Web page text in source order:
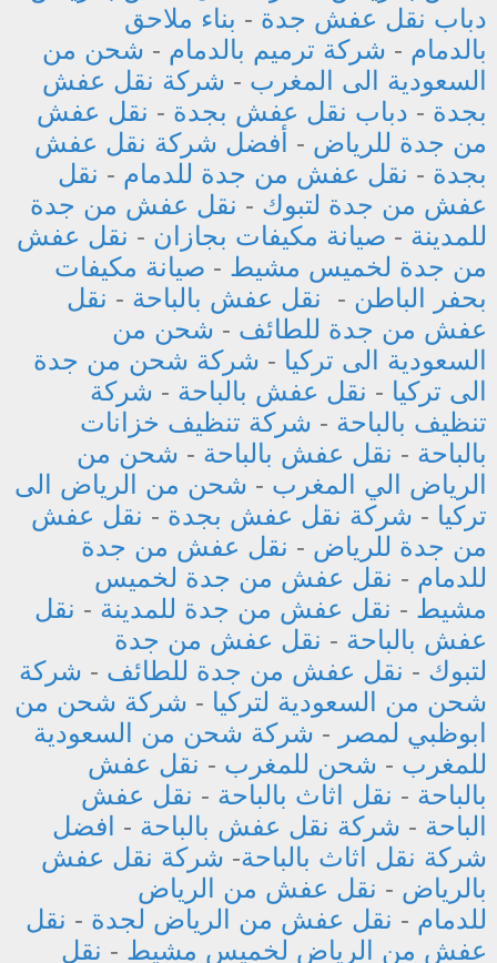
دباب نقل عفش جدة - بناء ملاحق
بالدمام - شركة ترميم بالدمام - شحن من
السعودية الى المغرب - شركة نقل عفش
بجدة - دباب نقل عفش بجدة - نقل عفش
من جدة للرياض - أفضل شركة نقل عفش
بجدة - نقل عفش من جدة للدمام - نقل
عفش من جدة لتبوك - نقل عفش من جدة
للمدينة - صيانة مكيفات بجازان - نقل عفش
من جدة لخميس مشيط - صيانة مكيفات
بحفر الباطن - نقل عفش بالباحة - نقل
عفش من جدة للطائف - شحن من
السعودية الى تركيا - شركة شحن من جدة
الى تركيا - نقل عفش بالباحة - شركة
تنظيف بالباحة - شركة تنظيف خزانات
بالباحة - نقل عفش بالباحة - شحن من
الرياض الي المغرب - شحن من الرياض الى
تركيا - شركة نقل عفش بجدة - نقل عفش
من جدة للرياض - نقل عفش من جدة
للدمام - نقل عفش من جدة لخميس
مشيط - نقل عفش من جدة للمدينة - نقل
عفش بالباحة - نقل عفش من جدة
لتبوك - نقل عفش من جدة للطائف - شركة
شحن من السعودية لتركيا - شركة شحن من
ابوظبي لمصر - شركة شحن من السعودية
للمغرب - شحن للمغرب - نقل عفش
بالباحة - نقل اثاث بالباحة - نقل عفش
الباحة - شركة نقل عفش بالباحة - افضل
شركة نقل اثاث بالباحة- شركة نقل عفش
بالرياض - نقل عفش من الرياض
للدمام - نقل عفش من الرياض لجدة - نقل
عفش من الرياض لخميس مشيط - نقل